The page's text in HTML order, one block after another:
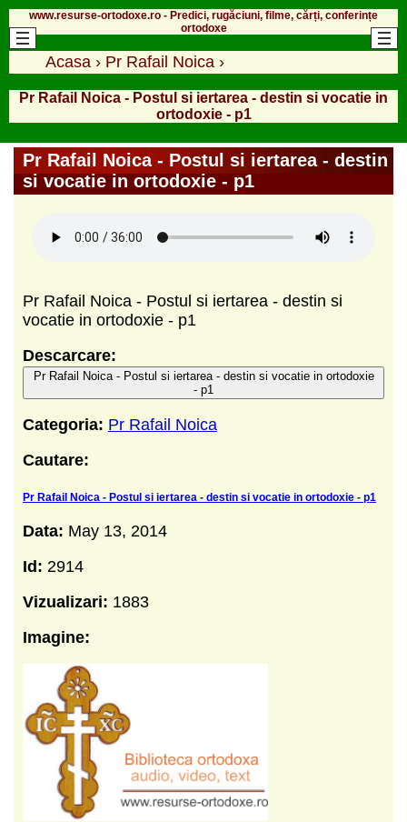
www.resurse-ortodoxe.ro - Predici, rugăciuni, filme, cărți, conferințe
ortodoxe
Acasa › Pr Rafail Noica ›
Pr Rafail Noica - Postul si iertarea - destin si vocatie in
ortodoxie - p1
Pr Rafail Noica - Postul si iertarea - destin
si vocatie in ortodoxie - p1
Pr Rafail Noica - Postul si iertarea - destin si
vocatie in ortodoxie - p1
Descarcare:
Pr Rafail Noica - Postul si iertarea - destin si vocatie in ortodoxie
- p1
Categoria: Pr Rafail Noica
Cautare:
Pr Rafail Noica - Postul si iertarea - destin si vocatie in ortodoxie - p1
Data: May 13, 2014
Id: 2914
Vizualizari: 1883
Imagine: